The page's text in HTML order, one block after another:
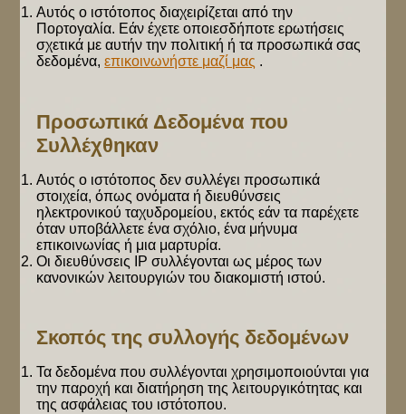
Αυτός ο ιστότοπος διαχειρίζεται από την
Πορτογαλία. Εάν έχετε οποιεσδήποτε ερωτήσεις
σχετικά με αυτήν την πολιτική ή τα προσωπικά σας
δεδομένα,επικοινωνήστε μαζί μας .
Προσωπικά Δεδομένα που
Συλλέχθηκαν
Αυτός ο ιστότοπος δεν συλλέγει προσωπικά
στοιχεία, όπως ονόματα ή διευθύνσεις
ηλεκτρονικού ταχυδρομείου, εκτός εάν τα παρέχετε
όταν υποβάλλετε ένα σχόλιο, ένα μήνυμα
επικοινωνίας ή μια μαρτυρία.
Οι διευθύνσεις IP συλλέγονται ως μέρος των
κανονικών λειτουργιών του διακομιστή ιστού.
Σκοπός της συλλογής δεδομένων
Τα δεδομένα που συλλέγονται χρησιμοποιούνται για
την παροχή και διατήρηση της λειτουργικότητας και
της ασφάλειας του ιστότοπου.